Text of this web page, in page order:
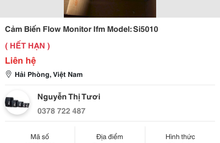
Cảm Biến Flow Monitor Ifm Model: Si5010
( HẾT HẠN )
Liên hệ
Hải Phòng, Việt Nam
Nguyễn Thị Tươi
0378 722 487
Mã số
Địa điểm
Hình thức